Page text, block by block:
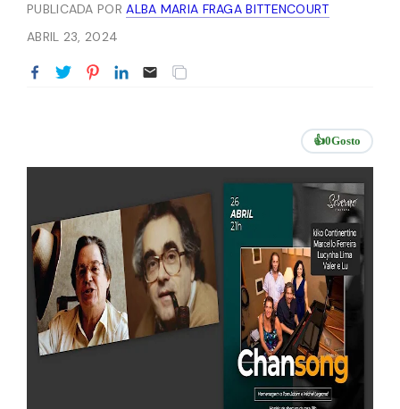
PUBLICADA PORALBA MARIA FRAGA BITTENCOURT
ABRIL 23, 2024
👍0Gosto